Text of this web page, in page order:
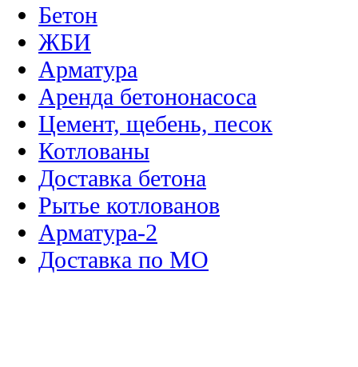
Бетон
ЖБИ
Арматура
Аренда бетононасоса
Цемент, щебень, песок
Котлованы
Доставка бетона
Рытье котлованов
Арматура-2
Доставка по МО